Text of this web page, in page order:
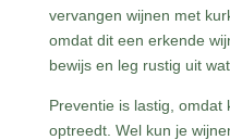
vervangen wijnen met
omdat dit een erkende
bewijs en leg rustig uit
Preventie is lastig, omdat
optreedt. Wel kun je